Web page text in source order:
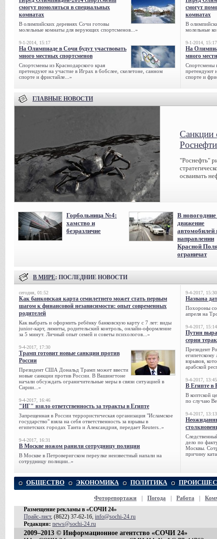
смогут помолиться в специальных
комнатах
В олимпийских деревнях Сочи готовы
молельные комнаты для верующих спортсменов...»
9-1-2014, 15:17
На Олимпиаде в Сочи будут участвовать
много местных спортсменов
Спортсмены из Краснодарского края
претендуют на участие в Играх в бобслее, скелетоне, санном
спорте и фристайле...»
смогут
комнатах
В
молельные
9-1-2014, 15:17
На
много
Спортсмены
претендуют
спорте и
ГЛАВНЫЕ НОВОСТИ
Санкции
Роснефти
"Роснефть"
осваивать
Горбольница №4:
хамство и
безразличие
В
движение
автомобилей
направлении
Красной
ограничат
В МИРЕ: ПОСЛЕДНИЕ НОВОСТИ
сегодня, 01:52
Как банковская карта семилетнего может стать первым
шагом к финансовой независимости: опыт современных
родителей
Как выбрать и оформить ребёнку банковскую карту с 7 лет: виды
junior-карт, лимиты, родительский контроль, онлайн-оформление
за 5 минут. Личный опыт семей и советы психологов...»
9-4-2017, 17:30
Трамп готовит новые санкции против
России
Президент США Дональд Трамп может ввести
новые санкции против России. В Вашингтоне
начали обсуждать ограничительные меры в связи ситуацией в
Сирии...»
9-4-2017, 16:46
"ИГ" взяло ответственность за теракты в Египте
Запрещенная в России террористическая организация "Исламское
государство" взяла на себя ответственность за взрывы в
египетских городах Танта и Александрия, передает Reuters..»
9-4-2017, 16:31
В Москве ножом ранили сотрудницу полиции
В Москве в Петроверигском переулке неизвестный напали на
сотрудницу полиции..»
9-4-2017, 15:30
Названа
Похороны
апреля на
9-4-2017, 15:14
Путин
серии
Президент
египетскому
взрывов,
арабской
9-4-2017, 13:45
В Египте в
В коптской
по случаю
9-4-2017, 13:13
дело по
Москвы.
причину
ОБЩЕСТВО ЭКОНОМИКА ПОЛИТИКА
Фоторепортажи Погода Работа
Размещение рекламы в «СОЧИ 24»
Прайс-лист, (8622) 37-62-16, info@sochi-24.ru
Редакция: news@sochi-24.ru
2009–2013 © Информационное агентство «СОЧИ 24»